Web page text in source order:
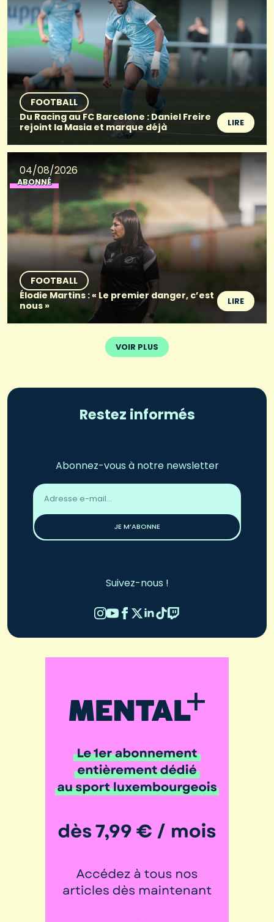
FOOTBALL
Du Racing au FC Barcelone : Daniel Freire
rejoint la Masia et marque déjà
LIRE
04/08/2026
ABONNÉ
FOOTBALL
Élodie Martins : « Le premier danger, c’est
nous »
LIRE
VOIR PLUS
Restez informés
Abonnez-vous à notre newsletter
Adresse
email
JE M’ABONNE
Suivez-nous !